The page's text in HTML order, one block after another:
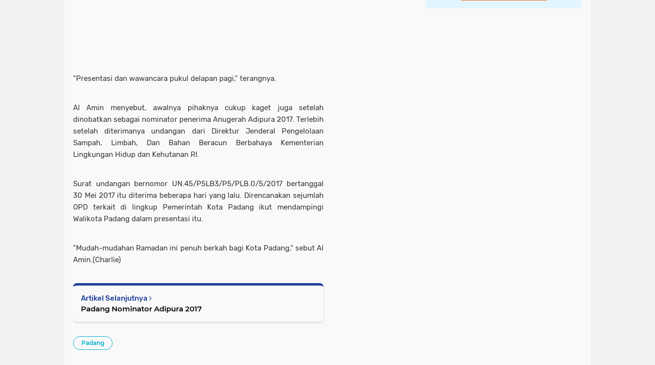
"Presentasi dan wawancara pukul delapan pagi," terangnya.
Al Amin menyebut, awalnya pihaknya cukup kaget juga setelah
dinobatkan sebagai nominator penerima Anugerah Adipura 2017. Terlebih
setelah diterimanya undangan dari Direktur Jenderal Pengelolaan
Sampah, Limbah, Dan Bahan Beracun Berbahaya Kementerian
Lingkungan Hidup dan Kehutanan RI.
Surat undangan bernomor UN.45/P5LB3/P5/PLB.0/5/2017 bertanggal
30 Mei 2017 itu diterima beberapa hari yang lalu. Direncanakan sejumlah
OPD terkait di lingkup Pemerintah Kota Padang ikut mendampingi
Walikota Padang dalam presentasi itu.
"Mudah-mudahan Ramadan ini penuh berkah bagi Kota Padang," sebut Al
Amin.(Charlie)
Artikel Selanjutnya
Padang Nominator Adipura 2017
Padang